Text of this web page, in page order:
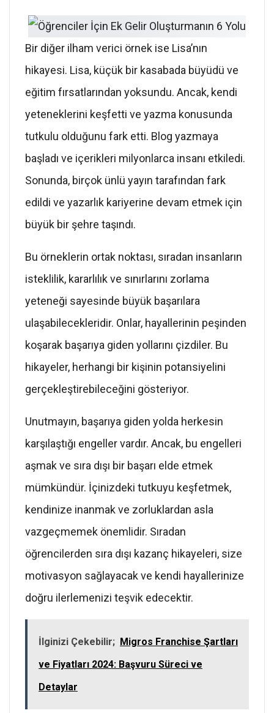
Bir diğer ilham verici örnek ise Lisa’nın
hikayesi. Lisa, küçük bir kasabada büyüdü ve
eğitim fırsatlarından yoksundu. Ancak, kendi
yeteneklerini keşfetti ve yazma konusunda
tutkulu olduğunu fark etti. Blog yazmaya
başladı ve içerikleri milyonlarca insanı etkiledi.
Sonunda, birçok ünlü yayın tarafından fark
edildi ve yazarlık kariyerine devam etmek için
büyük bir şehre taşındı.
Bu örneklerin ortak noktası, sıradan insanların
isteklilik, kararlılık ve sınırlarını zorlama
yeteneği sayesinde büyük başarılara
ulaşabilecekleridir. Onlar, hayallerinin peşinden
koşarak başarıya giden yollarını çizdiler. Bu
hikayeler, herhangi bir kişinin potansiyelini
gerçekleştirebileceğini gösteriyor.
Unutmayın, başarıya giden yolda herkesin
karşılaştığı engeller vardır. Ancak, bu engelleri
aşmak ve sıra dışı bir başarı elde etmek
mümkündür. İçinizdeki tutkuyu keşfetmek,
kendinize inanmak ve zorluklardan asla
vazgeçmemek önemlidir. Sıradan
öğrencilerden sıra dışı kazanç hikayeleri, size
motivasyon sağlayacak ve kendi hayallerinize
doğru ilerlemenizi teşvik edecektir.
İlginizi Çekebilir; Migros Franchise Şartları
ve Fiyatları 2024: Başvuru Süreci ve
Detaylar